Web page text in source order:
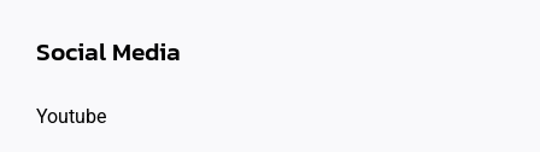
Social Media
Youtube